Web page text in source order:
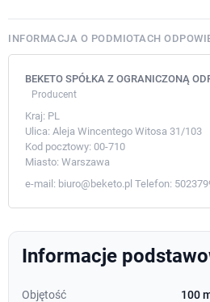
INFORMACJA O PODMIOTACH
BEKETO SPÓŁKA Z OGRANICZONĄ
Producent
Kraj: PL
Ulica: Aleja Wincentego Witosa 31/103
Kod pocztowy: 00-710
Miasto: Warszawa
e-mail: biuro@beketo.pl Telefon:
Informacje
Objętość 100